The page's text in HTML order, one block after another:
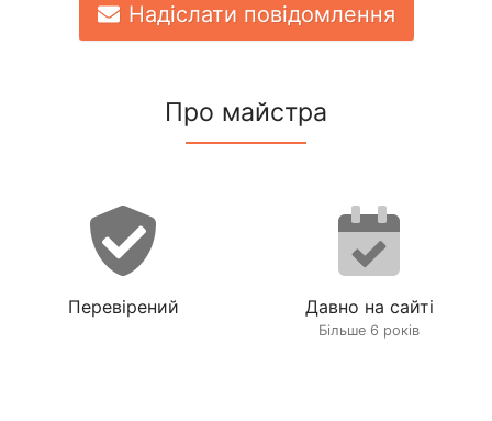
Надіслати повідомлення
Про майстра
Перевірений Давно на сайті
Більше 6 років